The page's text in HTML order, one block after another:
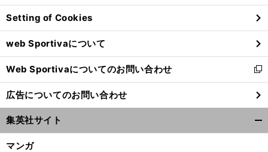
ン
ド
ウ
で
開
く
Setting of Cookies
web Sportivaについて
Web Sportivaについてのお問い合わせ
新
し
い
ウ
ィ
ン
広告についてのお問い合わせ
集英社サイト
マンガ